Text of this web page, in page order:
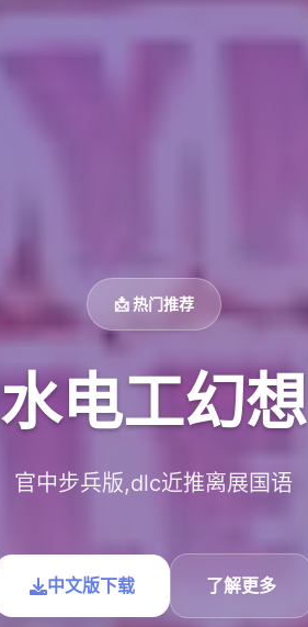
📩 热门推荐
水电工幻想
官中步兵版,dlc近推离展国语
中文版下载 了解更多